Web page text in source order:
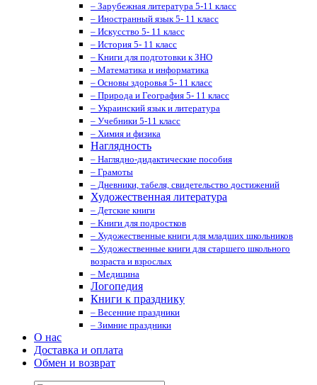
– Зарубежная литература 5-11 класс
– Иностранный язык 5- 11 класс
– Искусство 5- 11 класс
– История 5- 11 класс
– Книги для подготовки к ЗНО
– Математика и информатика
– Основы здоровья 5- 11 класс
– Природа и География 5- 11 класс
– Украинский язык и литература
– Учебники 5-11 класс
– Химия и физика
Наглядность
– Наглядно-дидактические пособия
– Грамоты
– Дневники, табеля, свидетельство достижений
Художественная литература
– Детские книги
– Книги для подростков
– Художественные книги для младших школьников
– Художественные книги для старшего школьного
возраста и взрослых
– Медицина
Логопедия
Книги к празднику
– Весенние праздники
– Зимние праздники
О нас
Доставка и оплата
Обмен и возврат